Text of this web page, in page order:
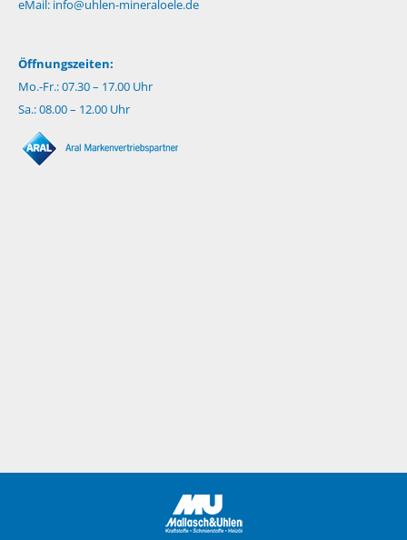
eMail: info@uhlen-mineraloele.de
Öffnungszeiten:
Mo.-Fr.: 07.30 – 17.00 Uhr
Sa.: 08.00 – 12.00 Uhr